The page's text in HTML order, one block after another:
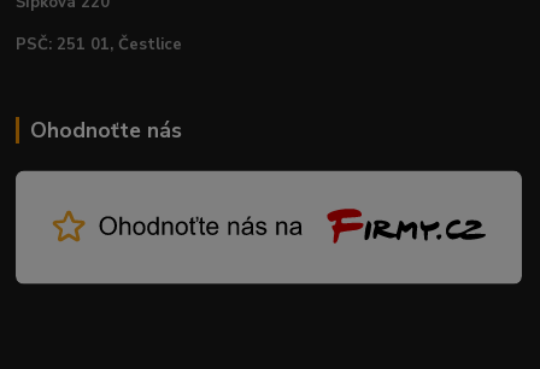
PSČ: 251 01, Čestlice
Ohodnoťte nás